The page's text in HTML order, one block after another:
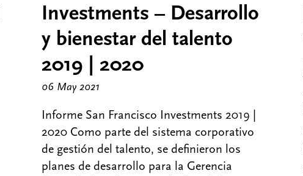
Investments – Desarrollo
y bienestar del talento
2019 | 2020
06 May 2021
Informe San Francisco Investments 2019 |
2020 Como parte del sistema corporativo
de gestión del talento, se definieron los
planes de desarrollo para la Gerencia